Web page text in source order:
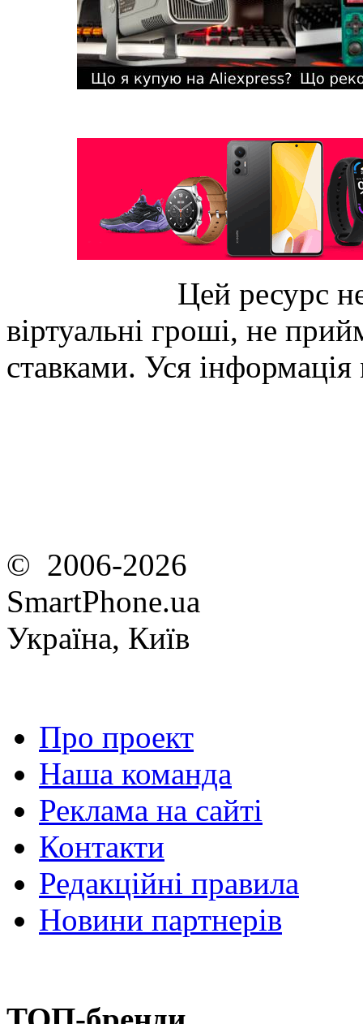
Цей ресурс
віртуальні гроші, не
ставками. Уся
© 2006-2026
SmartPhone.ua
Україна, Київ
Про проект
Наша команда
Реклама на сайті
Контакти
Редакційні правила
Новини партнерів